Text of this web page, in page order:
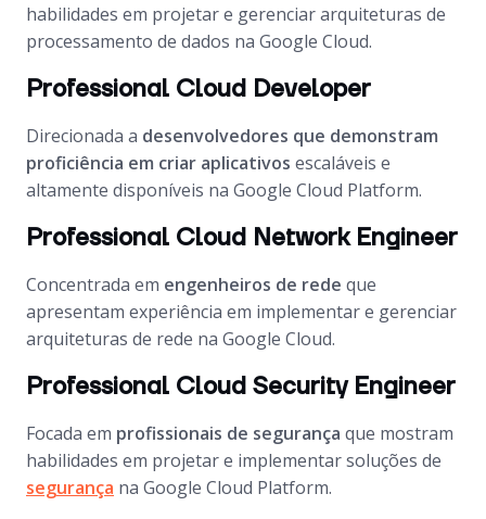
habilidades em projetar e gerenciar arquiteturas de
processamento de dados na Google Cloud.
Professional Cloud Developer
Direcionada a desenvolvedores que demonstram
proficiência em criar aplicativos escaláveis e
altamente disponíveis na Google Cloud Platform.
Professional Cloud Network Engineer
Concentrada em engenheiros de rede que
apresentam experiência em implementar e gerenciar
arquiteturas de rede na Google Cloud.
Professional Cloud Security Engineer
Focada em profissionais de segurança que mostram
habilidades em projetar e implementar soluções de
segurança na Google Cloud Platform.